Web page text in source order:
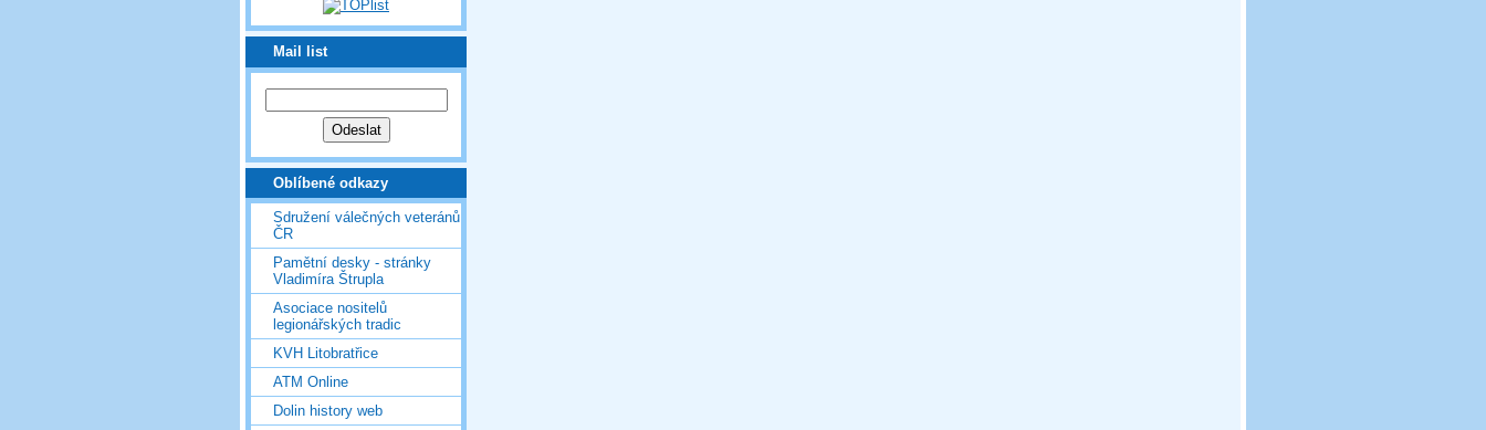
Mail list
Oblíbené odkazy
Sdružení válečných veteránů
ČR
Pamětní desky - stránky
Vladimíra Štrupla
Asociace nositelů
legionářských tradic
KVH Litobratřice
ATM Online
Dolin history web